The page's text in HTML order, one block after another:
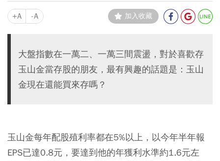
+A -A 加入收藏
大盤指數在一萬二、一萬三間震盪，對於喜歡存
玉山金當存股的朋友，最有興趣的話題是：玉山
金現在還能買來存嗎？
玉山金每年配股殖利率都在5%以上，以今年半年報
EPS已達0.8元，要達到他的年獲利水準約1.6元左